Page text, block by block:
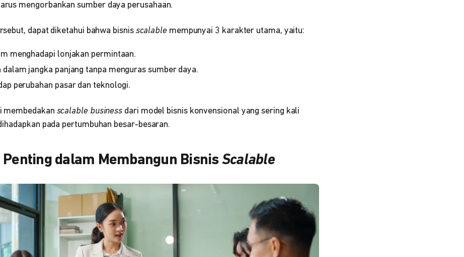
mengorbankan sumber daya perusahaan.
dapat diketahui bahwa bisnis scalable mempunyai 3 karakter utama, yaitu:
menghadapi lonjakan permintaan.
jangka panjang tanpa menguras sumber daya.
perubahan pasar dan teknologi.
membedakan scalable business dari model bisnis konvensional yang sering kali
pada pertumbuhan besar-besaran.
Penting dalam Membangun BisnisScalable